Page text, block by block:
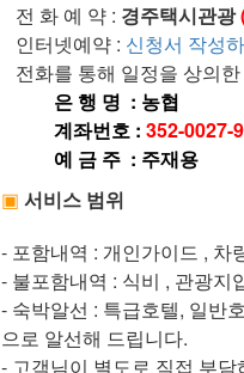
전 화 예 약 : 경주택시관광
인터넷예약 : 신청서 작성
전화를 통해 일정을 상의
은 행 명 : 농협
계좌번호 : 352-0027-
예 금 주 : 주재용
▣ 서비스 범위
- 포함내역 : 개인가이드 , 차
- 불포함내역 : 식비 , 관광지
- 숙박알선 : 특급호텔, 일반
으로 알선해 드립니다.
- 고객님이 별도로 직접 부